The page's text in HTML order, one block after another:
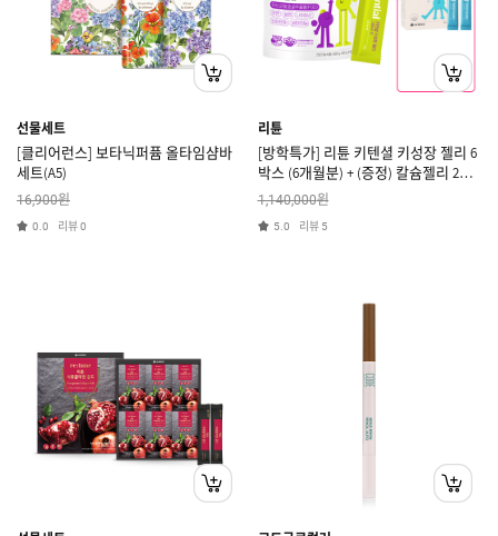
선물세트
[클리어런스] 보타닉퍼퓸 올타임샴바
세트(A5)
16,900원
0.0 리뷰0
리튠
[방학특가] 리튠 키텐셜 키성장 젤리 6
박스 (6개월분) + (증정) 칼슘젤리 2박
스 [쿠폰X]
1,140,000원
5.0 리뷰 5